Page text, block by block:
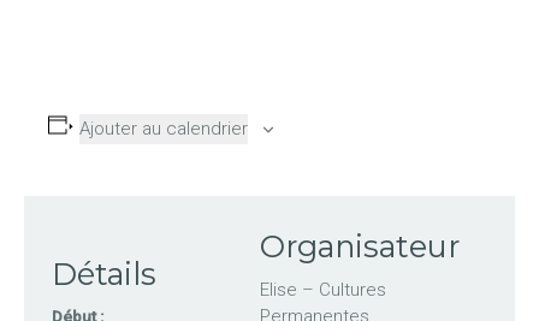
Ajouter au calendrier
Détails
Début :
Organisateur
Elise – Cultures
Permanentes